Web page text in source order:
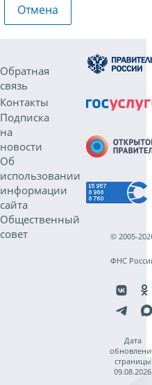
Отмена
Обратная
связь
Контакты
Подписка
на
новости
Об
использовании
информации
сайта
Общественный
совет
© 2005-
ФНС
Дата
страницы
09.08.2026